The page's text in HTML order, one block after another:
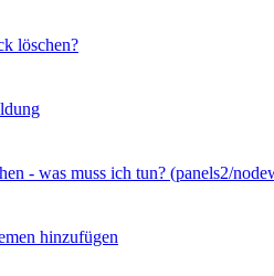
löschen?
- was muss ich tun? (panels2/
hinzufügen